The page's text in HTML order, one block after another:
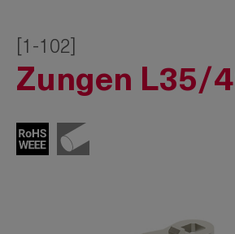
[1-102]
Zungen L35/